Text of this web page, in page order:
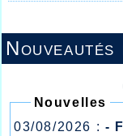
Nouveautés
Nouvelles
03/08/2026 : -